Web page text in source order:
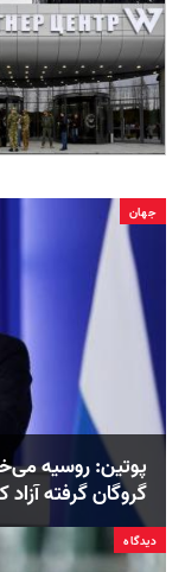
جهان
پوتین: روسیه
گروگان گرفته آزاد
دیدگاه